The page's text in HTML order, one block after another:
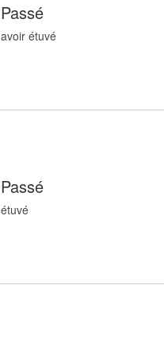
Passé
avoir étuvé
Passé
étuvé